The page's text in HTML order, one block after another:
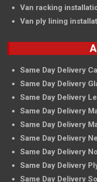
Van racking
Van ply lining
Same Day Delivery
Same Day Delivery
Same Day Delivery
Same Day Delivery
Same Day Delivery
Same Day Delivery
Same Day Delivery
Same Day Delivery
Same Day Delivery